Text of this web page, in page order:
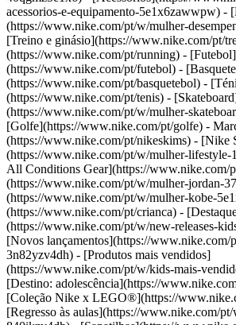
acessorios-e-equipamento-5e1x6zawwpw) -
(https://www.nike.com/pt/w/mulher-
[Treino e ginásio](https://www.nike.com/pt/
(https://www.nike.com/pt/running) - [Futebol]
(https://www.nike.com/pt/futebol) -
(https://www.nike.com/pt/basquetebol) -
(https://www.nike.com/pt/tenis) -
(https://www.nike.com/pt/w/mulher-
[Golfe](https://www.nike.com/pt/golfe) -
(https://www.nike.com/pt/nikeskims) - [Nike
(https://www.nike.com/pt/w/mulher-
All Conditions Gear](https://www.nike.com/
(https://www.nike.com/pt/w/mulher-jordan-
(https://www.nike.com/pt/w/mulher-kobe-
(https://www.nike.com/pt/crianca) -
(https://www.nike.com/pt/w/new-releases-
[Novos lançamentos](https://www.nike.com/
3n82yzv4dh) - [Produtos mais vendidos]
(https://www.nike.com/pt/w/kids-mais-
[Destino: adolescência](https://
[Coleção Nike x LEGO®](https://
[Regresso às aulas](https://www.nike.com/